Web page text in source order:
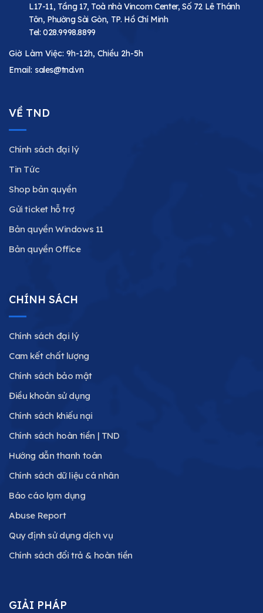
L17-11, Tầng 17, Toà nhà Vincom Center, Số 72 Lê Thánh
Tôn, Phường Sài Gòn, TP. Hồ Chí Minh
Tel: 028.9998.8899
Giờ Làm Việc: 9h-12h, Chiều 2h-5h
Email: sales@tnd.vn
VỀ TND
Chính sách đại lý
Tin Tức
Shop bản quyền
Gửi ticket hỗ trợ
Bản quyền Windows 11
Bản quyền Office
CHÍNH SÁCH
Chính sách đại lý
Cam kết chất lượng
Chính sách bảo mật
Điều khoản sử dụng
Chính sách khiếu nại
Chính sách hoàn tiền | TND
Hướng dẫn thanh toán
Chính sách dữ liệu cá nhân
Báo cáo lạm dụng
Abuse Report
Quy định sử dụng dịch vụ
Chính sách đổi trả & hoàn tiền
GIẢI PHÁP